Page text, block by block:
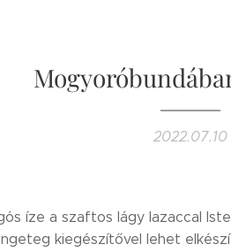
2022.07.10
íze a szaftos lágy lazaccal
kiegészítővel lehet